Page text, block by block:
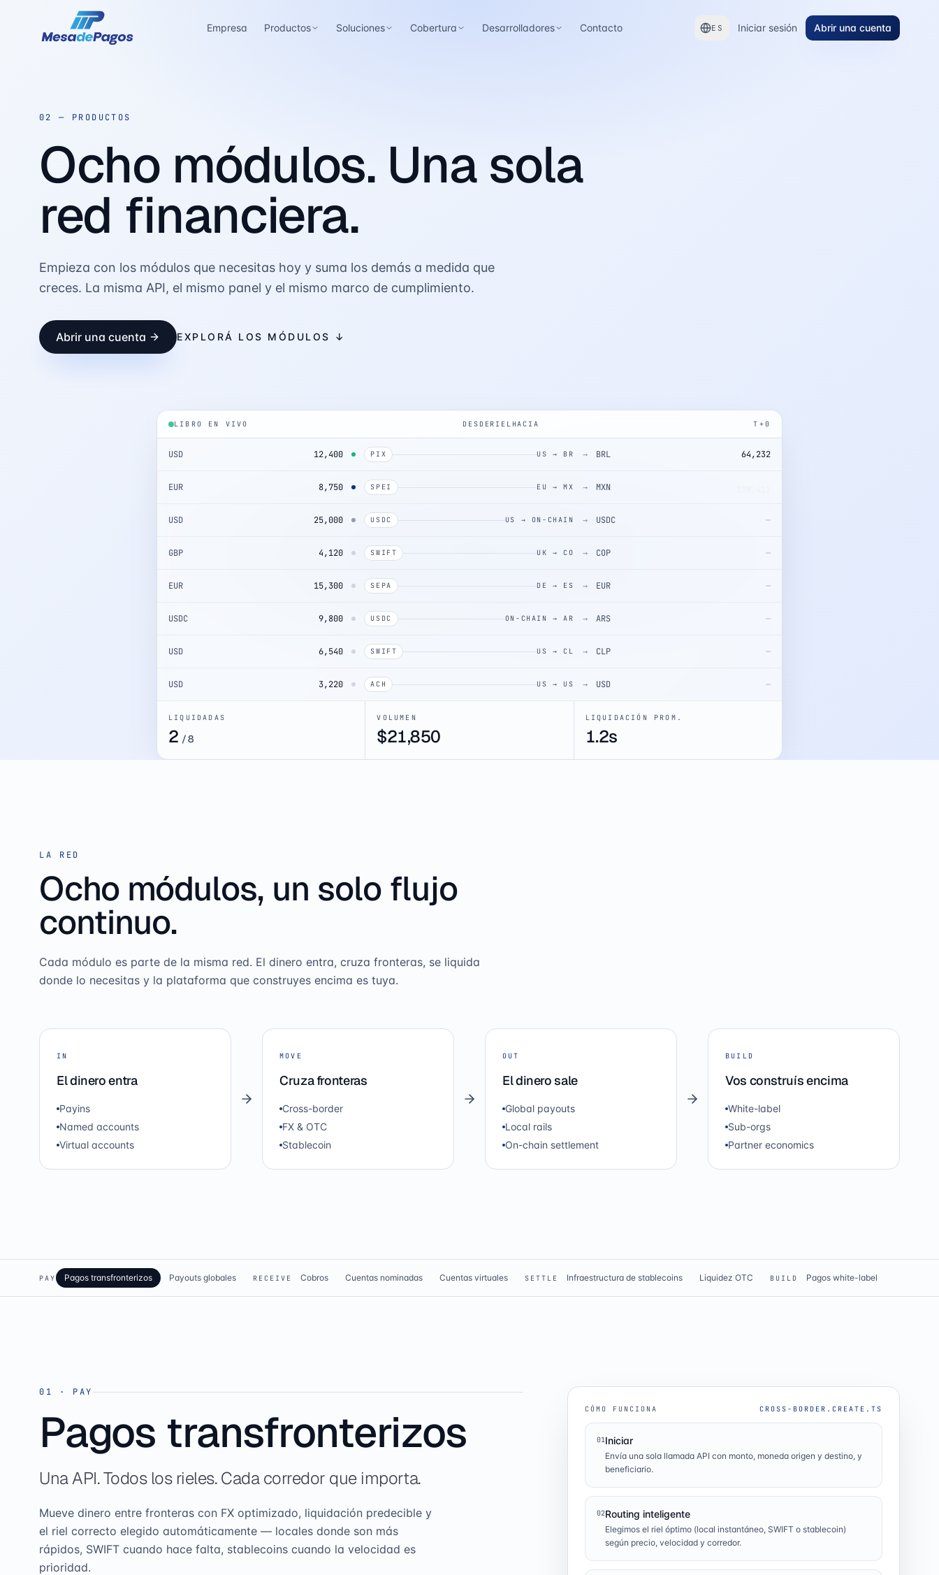
Empresa Productos Soluciones Cobertura Desarrolladores Contacto ES Iniciar sesión Abrir una cuenta
02 — PRODUCTOS
Ocho módulos. Una sola
red financiera.
Empieza con los módulos que necesitas hoy y suma los demás a medida que
creces. La misma API, el mismo panel y el mismo marco de cumplimiento.
Abrir una cuenta EXPLORÁ LOS MÓDULOS ↓
LIBRO EN VIVO DESDERIEL HACIA T+0
USD 12,400 PIX US → BR → BRL 64,232
EUR 8,750 SPEI EU → MX → MXN
USD 25,000 USDC US → ON-CHAIN → USDC —
GBP 4,120 SWIFT UK → CO → COP —
EUR 15,300 SEPA DE → ES → EUR —
USDC 9,800 USDC ON-CHAIN → AR → ARS —
USD 6,540 SWIFT US → CL → CLP —
USD 3,220 ACH US → US → USD —
LIQUIDADAS
3 /8
VOLUMEN
$46,850
LIQUIDACIÓN PROM.
1.2s
LA RED
Ocho módulos, un solo flujo
continuo.
Cada módulo es parte de la misma red. El dinero entra, cruza fronteras, se liquida
donde lo necesitas y la plataforma que construyes encima es tuya.
IN
El dinero entra
Payins
Named accounts
Virtual accounts
MOVE
Cruza fronteras
Cross-border
FX & OTC
Stablecoin
OUT
El dinero sale
Global payouts
Local rails
On-chain settlement
BUILD
Vos construís encima
White-label
Sub-orgs
Partner economics
PAY Pagos transfronterizos Payouts globales RECEIVE Cobros Cuentas nominadas Cuentas virtuales SETTLE Infraestructura de stablecoins Liquidez OTC BUILD Pagos white-label
01 · PAY
Pagos transfronterizos
Una API. Todos los rieles. Cada corredor que importa.
Mueve dinero entre fronteras con FX optimizado, liquidación predecible y
el riel correcto elegido automáticamente — locales donde son más
rápidos, SWIFT cuando hace falta, stablecoins cuando la velocidad es
prioridad.
CÓMO FUNCIONA CROSS-BORDER.CREATE.TS
01Iniciar
Envía una sola llamada API con monto, moneda origen y destino, y
beneficiario.
02Routing inteligente
Elegimos el riel óptimo (local instantáneo, SWIFT o stablecoin)
según precio, velocidad y corredor.